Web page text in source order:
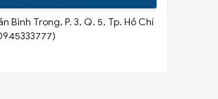
Bình Trọng, P. 3, Q. 5, Tp. Hồ Chí